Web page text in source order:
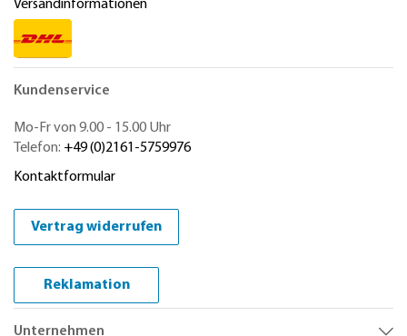
Versandinformationen
Kundenservice
Mo-Fr von 9.00 - 15.00 Uhr
Telefon: +49 (0)2161-5759976
Kontaktformular
Vertrag widerrufen
Reklamation
Unternehmen